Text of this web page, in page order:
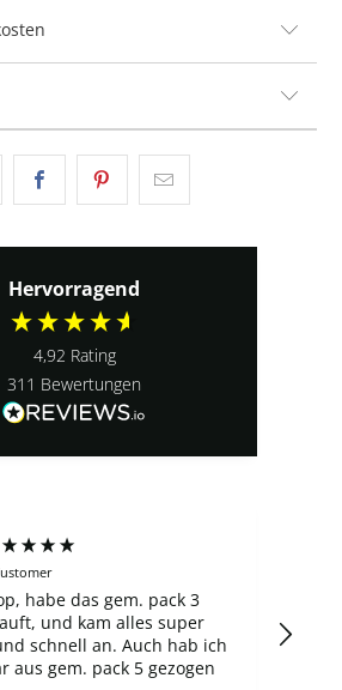
Hervorragend
4,92 Rating
311 Bewertungen
gem. pack 3
alles super
Auch hab ich
5 gezogen
finde ich die
überzogen, es